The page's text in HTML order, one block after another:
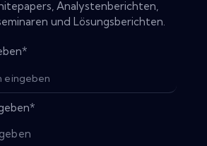
Analystenberichten,
und Lösungsberichten.
*
*